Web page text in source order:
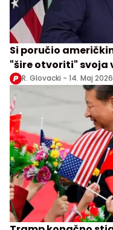
Si poručio
"šire otvoriti" svoja
R. Glovacki - 14. Maj